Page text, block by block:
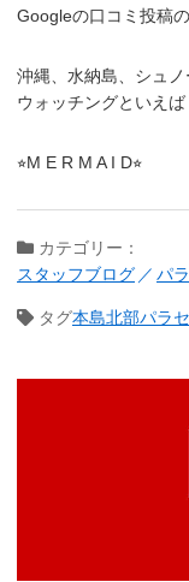
Googleの口コミ投稿
沖縄、水納島、シュ
ウォッチングといえば
⭐︎M E R M A I D⭐︎
カテゴリー：
スタッフブログ
パ
タグ本島北部パラ